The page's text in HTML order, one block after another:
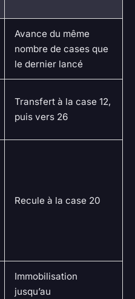
Avance du même
nombre de cases que
le dernier lancé
Transfert à la case 12,
puis vers 26
Recule à la case 20
Immobilisation
jusqu’au